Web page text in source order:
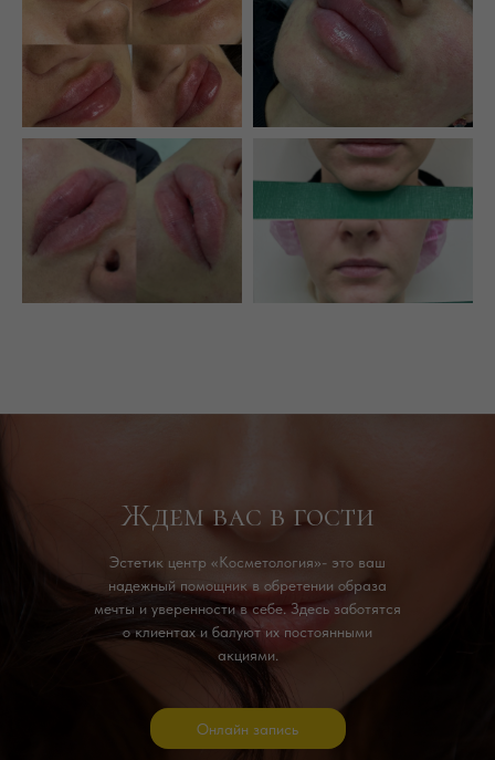
Ждем вас в гости
Эстетик центр «Косметология»- это ваш
надежный помощник в обретении образа
мечты и уверенности в себе. Здесь заботятся
о клиентах и балуют их постоянными
акциями.
Онлайн запись